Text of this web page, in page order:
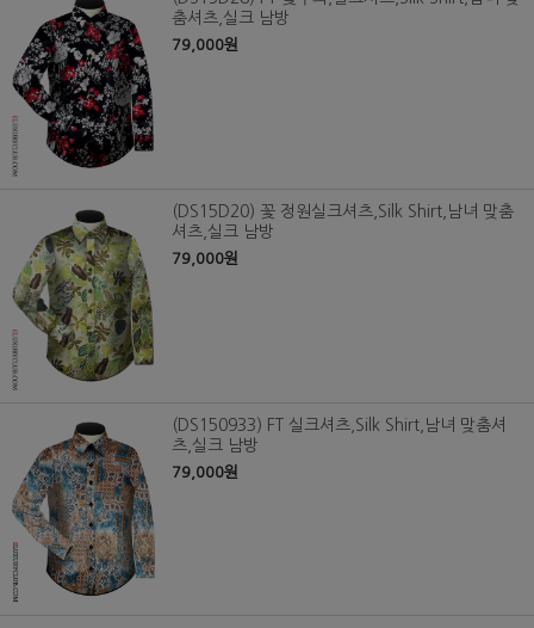
춤셔츠,실크 남방
79,000원
(DS15D20) 꽃 정원실크셔츠,Silk Shirt,남녀 맞춤
셔츠,실크 남방
79,000원
(DS150933) FT 실크셔츠,Silk Shirt,남녀 맞춤셔
츠,실크 남방
79,000원